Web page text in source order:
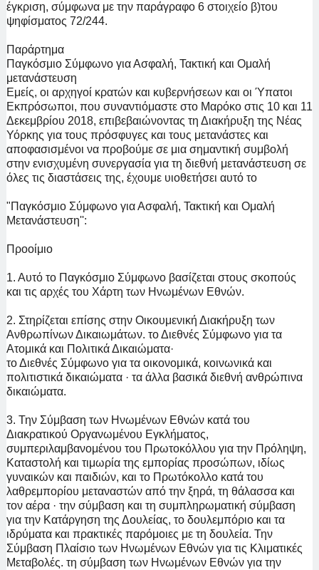
έγκριση, σύμφωνα με την παράγραφο 6 στοιχείο β)του
ψηφίσματος 72/244.
Παράρτημα
Παγκόσμιο Σύμφωνο για Ασφαλή, Τακτική και Ομαλή
μετανάστευση
Εμείς, οι αρχηγοί κρατών και κυβερνήσεων και οι Ύπατοι
Εκπρόσωποι, που συναντιόμαστε στο Μαρόκο στις 10 και 11
Δεκεμβρίου 2018, επιβεβαιώνοντας τη Διακήρυξη της Νέας
Υόρκης για τους πρόσφυγες και τους μετανάστες και
αποφασισμένοι να προβούμε σε μια σημαντική συμβολή
στην ενισχυμένη συνεργασία για τη διεθνή μετανάστευση σε
όλες τις διαστάσεις της, έχουμε υιοθετήσει αυτό το
"Παγκόσμιο Σύμφωνο για Ασφαλή, Τακτική και Ομαλή
Μετανάστευση'':
Προοίμιο
1. Αυτό το Παγκόσμιο Σύμφωνο βασίζεται στους σκοπούς
και τις αρχές του Χάρτη των Ηνωμένων Εθνών.
2. Στηρίζεται επίσης στην Οικουμενική Διακήρυξη των
Ανθρωπίνων Δικαιωμάτων. το Διεθνές Σύμφωνο για τα
Ατομικά και Πολιτικά Δικαιώματα·
το Διεθνές Σύμφωνο για τα οικονομικά, κοινωνικά και
πολιτιστικά δικαιώματα · τα άλλα βασικά διεθνή ανθρώπινα
δικαιώματα.
3. Την Σύμβαση των Ηνωμένων Εθνών κατά του
Διακρατικού Οργανωμένου Εγκλήματος,
συμπεριλαμβανομένου του Πρωτοκόλλου για την Πρόληψη,
Καταστολή και τιμωρία της εμπορίας προσώπων, ιδίως
γυναικών και παιδιών, και το Πρωτόκολλο κατά του
λαθρεμπορίου μεταναστών από την ξηρά, τη θάλασσα και
τον αέρα · την σύμβαση και τη συμπληρωματική σύμβαση
για την Κατάργηση της Δουλείας, το δουλεμπόριο και τα
ιδρύματα και πρακτικές παρόμοιες με τη δουλεία. Την
Σύμβαση Πλαίσιο των Ηνωμένων Εθνών για τις Κλιματικές
Μεταβολές. τη σύμβαση των Ηνωμένων Εθνών για την